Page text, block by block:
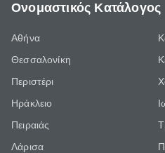
Ονομαστικός Κατάλογος
Αθήνα
Θεσσαλονίκη
Περιστέρι
Ηράκλειο
Πειραιάς
Λάρισα